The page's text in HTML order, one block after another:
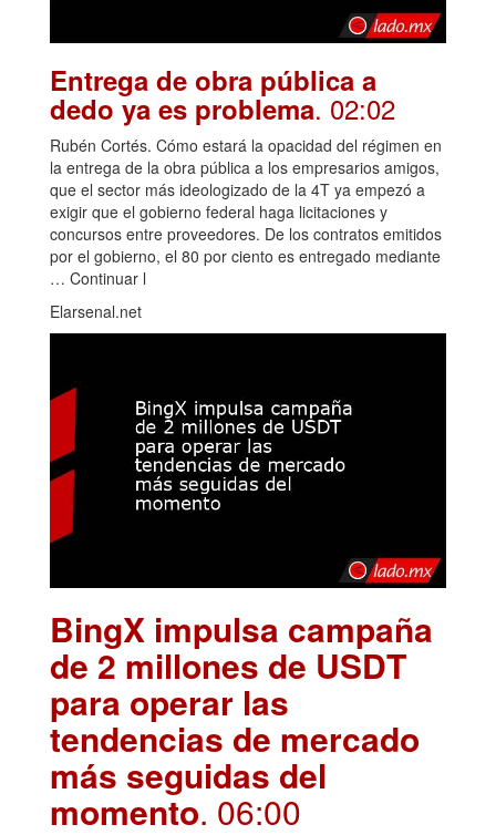
Entrega de obra pública a
dedo ya es problema. 02:02
Rubén Cortés. Cómo estará la opacidad del régimen en
la entrega de la obra pública a los empresarios amigos,
que el sector más ideologizado de la 4T ya empezó a
exigir que el gobierno federal haga licitaciones y
concursos entre proveedores. De los contratos emitidos
por el gobierno, el 80 por ciento es entregado mediante
… Continuar l
Elarsenal.net
BingX impulsa campaña
de 2 millones de USDT
para operar las
tendencias de mercado
más seguidas del
momento. 06:00